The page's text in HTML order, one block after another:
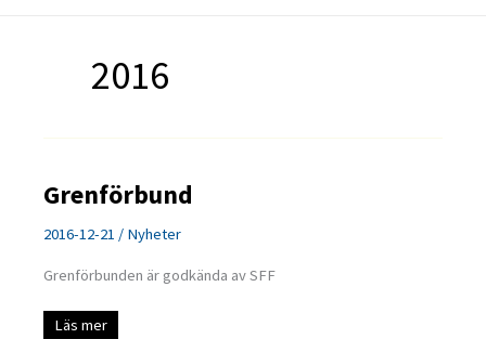
2016
Grenförbund
2016-12-21 / Nyheter
Grenförbunden är godkända av SFF
Grenförbund
Läs mer